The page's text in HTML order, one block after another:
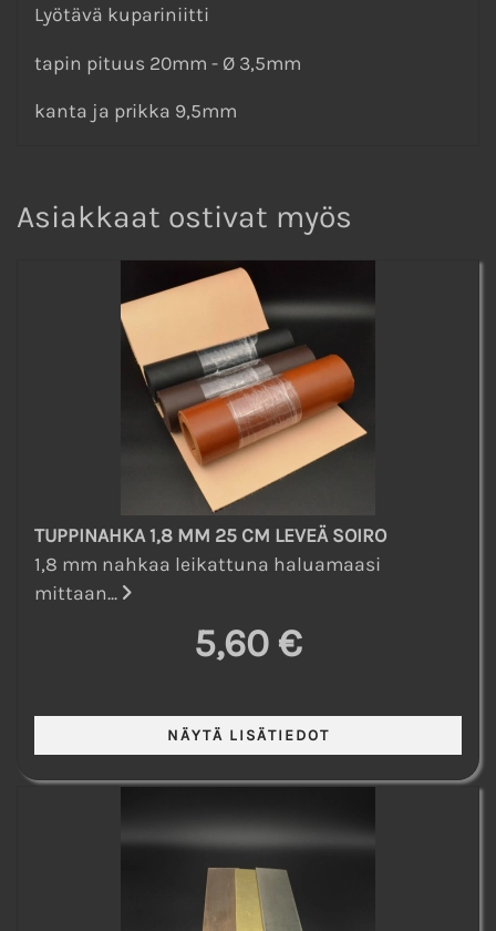
Lyötävä kupariniitti
tapin pituus 20mm - Ø 3,5mm
kanta ja prikka 9,5mm
Asiakkaat ostivat myös
TUPPINAHKA 1,8 MM 25 CM LEVEÄ SOIRO
1,8 mm nahkaa leikattuna haluamaasi
mittaan...
5,60 €